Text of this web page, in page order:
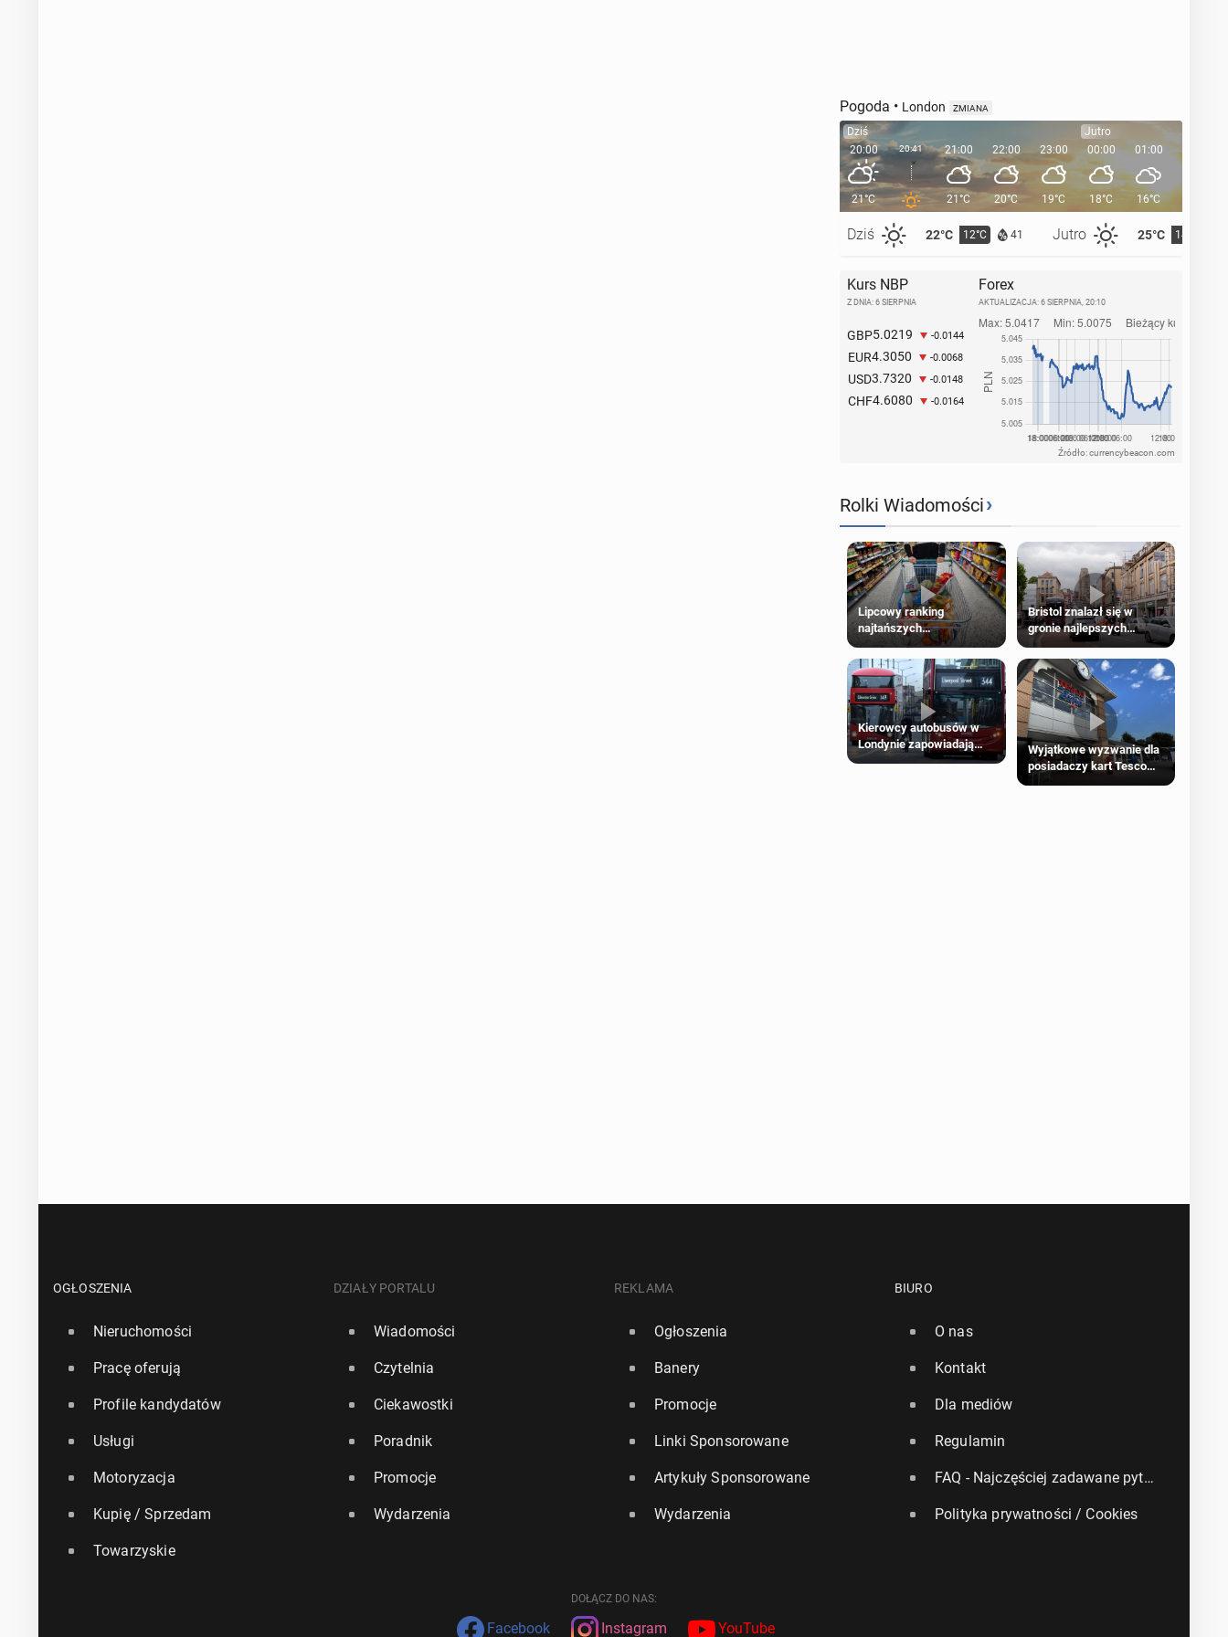
Pogoda • London ZMIANA
Dziś
20:00
21°C
Dziś 22°C 12°C 41 Jutro 25°C 14°C
20:41 21:00
21°C
22:00
20°C
23:00
19°C
Jutro
00:00
18°C
01:00
16°C
02:00
Kurs NBP
Z DNIA: 6 SIERPNIA
GBP5.0219 -0.0144
EUR4.3050 -0.0068
USD3.7320 -0.0148
CHF4.6080 -0.0164
Forex
AKTUALIZACJA: 6 SIERPNIA, 20:10
Źródło: currencybeacon.com
Rolki Wiadomości›
Lipcowy ranking
najtańszych
supermarketów
Bristol znalazł się w
gronie najlepszych
kierunków podróży na
świecie
Kierowcy autobusów w
Londynie zapowiadają
strajki
Wyjątkowe wyzwanie dla
posiadaczy kart Tesco
Clubcard!
OGŁOSZENIA
Nieruchomości
Pracę oferują
Profile kandydatów
Usługi
Motoryzacja
Kupię / Sprzedam
Towarzyskie
DZIAŁY PORTALU
Wiadomości
Czytelnia
Ciekawostki
Poradnik
Promocje
Wydarzenia
REKLAMA
Ogłoszenia
Banery
Promocje
Linki Sponsorowane
Artykuły Sponsorowane
Wydarzenia
BIURO
O nas
Kontakt
Dla mediów
Regulamin
FAQ - Najczęściej zadawane pytania
Polityka prywatności / Cookies
DOŁĄCZ DO NAS:
Facebook Instagram YouTube